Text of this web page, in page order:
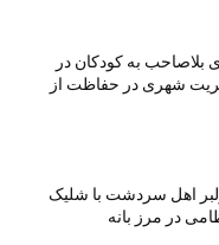
به کودکان در
شهری در حفاظت از
اهل سردشت با شلیک
در مرز بانه